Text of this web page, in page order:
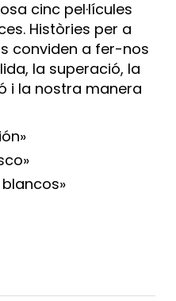
cinc pel·lícules
Històries per a
conviden a fer-nos
la superació, la
i la nostra manera